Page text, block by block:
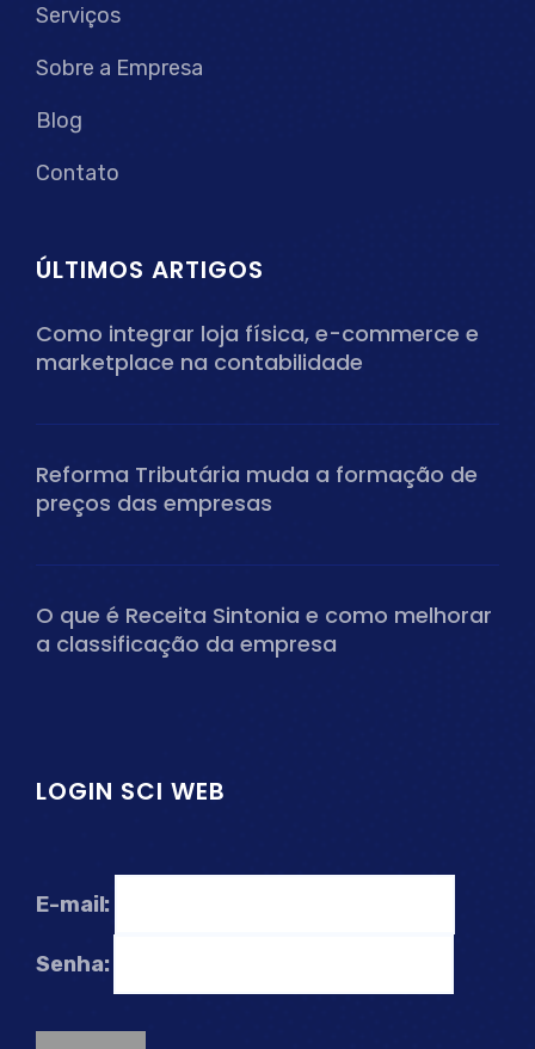
Serviços
Sobre a Empresa
Blog
Contato
ÚLTIMOS ARTIGOS
Como integrar loja física, e-commerce e
marketplace na contabilidade
Reforma Tributária muda a formação de
preços das empresas
O que é Receita Sintonia e como melhorar
a classificação da empresa
LOGIN SCI WEB
E-mail:
Senha: